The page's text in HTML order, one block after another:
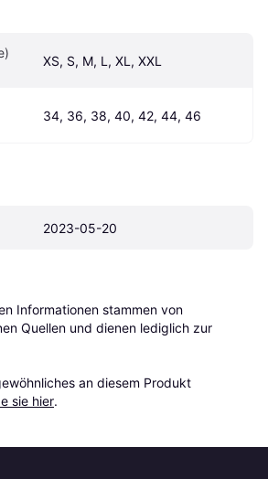
XS, S, M, L, XL, XXL
34, 36, 38, 40, 42, 44, 46
2023-05-20
Informationen stammen von
Quellen und dienen lediglich zur
an diesem Produkt
sie hier.